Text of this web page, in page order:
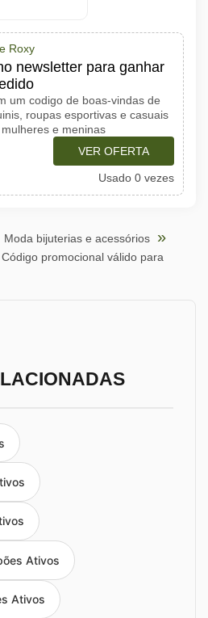
Roxy
newsletter para ganhar
um codigo de boas-vindas de
roupas esportivas e casuais
e meninas
VER OFERTA
Usado 0 vezes
Moda bijuterias e acessórios
Código promocional válido para
Ativos
Ativos